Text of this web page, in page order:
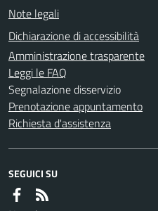
Note legali
Dichiarazione di accessibilità
Amministrazione trasparente
Leggi le FAQ
Segnalazione disservizio
Prenotazione appuntamento
Richiesta d'assistenza
SEGUICI SU